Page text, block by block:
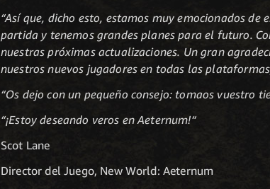
“Así que, dicho esto, estamos muy emocionados
partida y tenemos grandes planes para el futuro.
nuestras próximas actualizaciones. Un gran
nuestros nuevos jugadores en todas las
“Os dejo con un pequeño consejo: tomaos vuestro
“¡Estoy deseando veros en Aeternum!“
Scot Lane
Director del Juego, New World: Aeternum